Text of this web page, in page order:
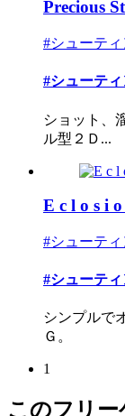
Precious
#シューテ
#シューテ
ショット、
ル型２Ｄ...
E c l o s i
#シューテ
#シューテ
シンプルで
Ｇ。
1
このフリ